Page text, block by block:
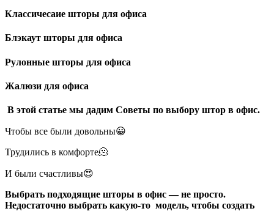
Классичесаие шторы для офиса
Блэкаут шторы для офиса
Рулонные шторы для офиса
Жалюзи для офиса
В этой статье мы дадим Советы по выбору штор в офис.
Чтобы все были довольны😀
Трудились в комфорте🫠
И были счастливы😍
Выбрать подходящие шторы в офис — не просто.
Недостаточно выбрать какую-то модель, чтобы создать